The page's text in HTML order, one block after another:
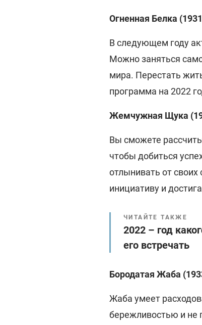
Огненная Белка
В следующем году
Можно заняться
мира. Перестать
программа на 2022
Жемчужная Щука
Вы сможете
чтобы добиться
отлынивать от своих
инициативу и
ЧИТАЙТЕ ТАКЖЕ
2022 – год
его встречать
Бородатая Жаба
Жаба умеет
бережливостью и не